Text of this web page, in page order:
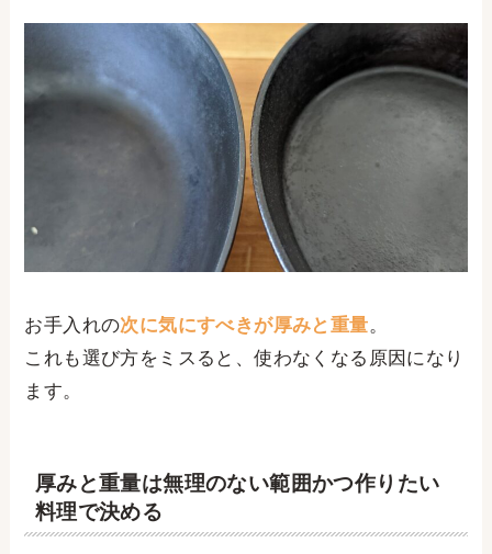
お手入れの次に気にすべきが厚みと重量。
これも選び方をミスると、使わなくなる原因になり
ます。
厚みと重量は無理のない範囲かつ作りたい
料理で決める